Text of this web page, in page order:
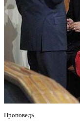
Проповедь.